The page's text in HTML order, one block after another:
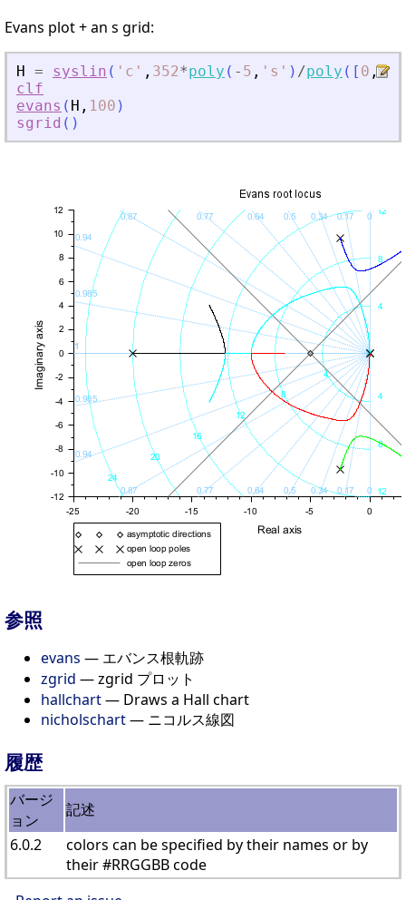
Evans plot + an s grid:
H = syslin ( ' c ' , 352*poly ( - 5 , ' s ' ) /poly ( [ 0 ,0,
clf
evans ( H , 100 )
sgrid ( )
参照
evans — エバンス根軌跡
zgrid — zgrid プロット
hallchart— Draws a Hall chart
nicholschart— ニコルス線図
履歴
バージ
ョン
記述
6.0.2
colors can be specified by their names or by
their #RRGGBB code